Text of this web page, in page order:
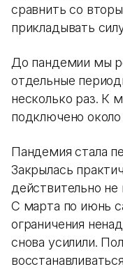
сравнить со
прикладывать
До пандемии мы
отдельные
несколько раз. К
подключено
Пандемия стала
Закрылась
действительно
С марта по июнь
ограничения
снова усилили.